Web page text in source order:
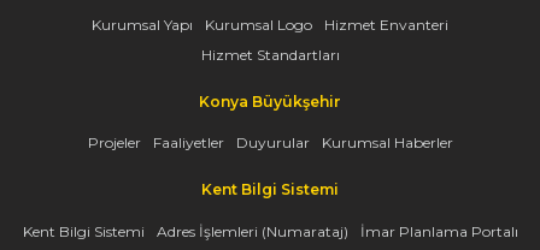
Kurumsal Yapı Kurumsal Logo
Hizmet Envanteri
Hizmet Standartları
Konya Büyükşehir
Projeler Faaliyetler Duyurular Kurumsal Haberler
Kent Bilgi Sistemi
Kent Bilgi Sistemi Adres İşlemleri (Numarataj)
İmar Planlama Portalı